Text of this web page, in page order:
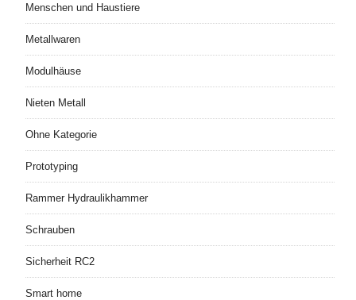
Menschen und Haustiere
Metallwaren
Modulhäuse
Nieten Metall
Ohne Kategorie
Prototyping
Rammer Hydraulikhammer
Schrauben
Sicherheit RC2
Smart home